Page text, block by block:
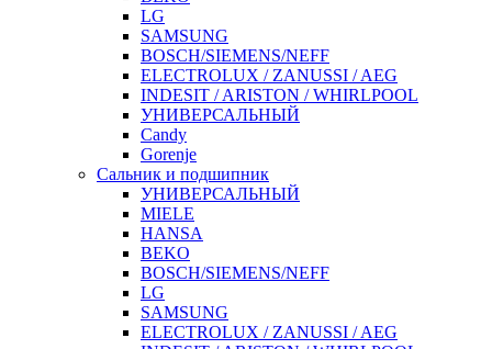
LG
SAMSUNG
BOSCH/SIEMENS/NEFF
ELECTROLUX / ZANUSSI / AEG
INDESIT / ARISTON / WHIRLPOOL
УНИВЕРСАЛЬНЫЙ
Candy
Gorenje
Сальник и подшипник
УНИВЕРСАЛЬНЫЙ
MIELE
HANSA
BEKO
BOSCH/SIEMENS/NEFF
LG
SAMSUNG
ELECTROLUX / ZANUSSI / AEG